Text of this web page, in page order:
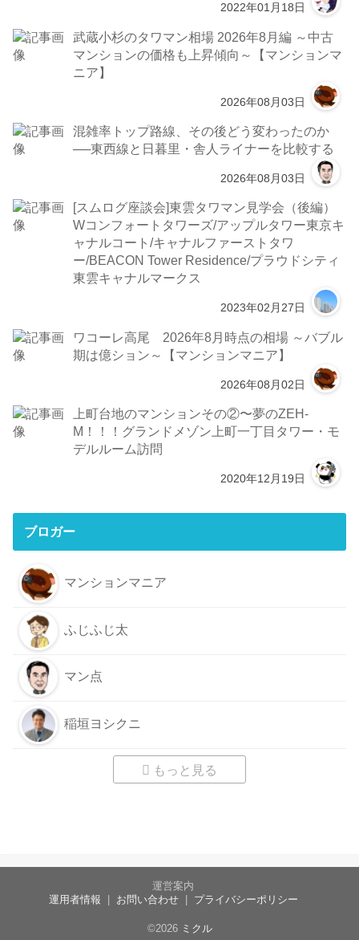
2022年01月18日
武蔵小杉のタワマン相場 2026年8月編 ～中古
マンションの価格も上昇傾向～【マンションマ
ニア】
2026年08月03日
混雑率トップ路線、その後どう変わったのか
──東西線と日暮里・舎人ライナーを比較する
2026年08月03日
[スムログ座談会]東雲タワマン見学会（後編）
Wコンフォートタワーズ/アップルタワー東京キ
ャナルコート/キャナルファーストタワ
ー/BEACON Tower Residence/プラウドシティ
東雲キャナルマークス
2023年02月27日
ワコーレ高尾 2026年8月時点の相場 ～バブル
期は億ション～【マンションマニア】
2026年08月02日
上町台地のマンションその②〜夢のZEH-
M！！！グランドメゾン上町一丁目タワー・モ
デルルーム訪問
2020年12月19日
ブロガー
マンションマニア
ふじふじ太
マン点
稲垣ヨシクニ
もっと見る
運営案内
運用者情報
お問い合わせ プライバシーポリシー
©2026 ミクル